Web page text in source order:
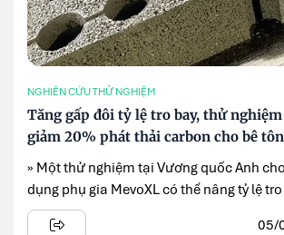
NGHIÊN CỨU THỬ NGHIỆM
Tăng gấp đôi tỷ lệ tro bay, thử
giảm 20% phát thải carbon cho bê
» Một thử nghiệm tại Vương quốc Anh
dụng phụ gia MevoXL có thể nâng tỷ lệ
05/